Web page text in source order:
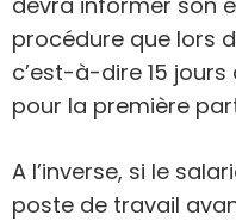
procédure que lors
c’est-à-dire 15
pour la première
A l’inverse, si le
poste de travail